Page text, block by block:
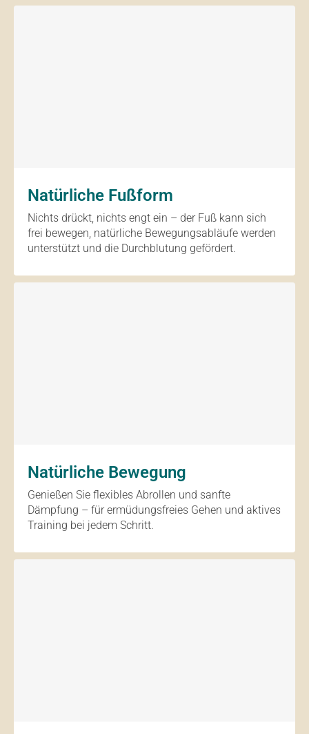
Natürliche Fußform
Nichts drückt, nichts engt ein – der Fuß kann sich
frei bewegen, natürliche Bewegungsabläufe werden
unterstützt und die Durchblutung gefördert.
Natürliche Bewegung
Genießen Sie flexibles Abrollen und sanfte
Dämpfung – für ermüdungsfreies Gehen und aktives
Training bei jedem Schritt.